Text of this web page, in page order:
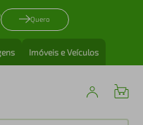
Quero
Imóveis e Veículos